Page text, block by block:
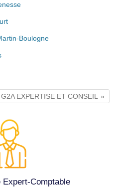
Boulogne
EXPERTISE ET CONSEIL
Expert-Comptable